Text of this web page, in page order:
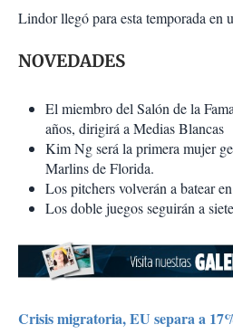
Lindor llegó para esta temporada en
NOVEDADES
El miembro del Salón de la
años, dirigirá a Medias Blancas
Kim Ng será la primera mujer
Marlins de Florida.
Los pitchers volverán a batear
Los doble juegos seguirán a
Crisis migratoria, EU separa a